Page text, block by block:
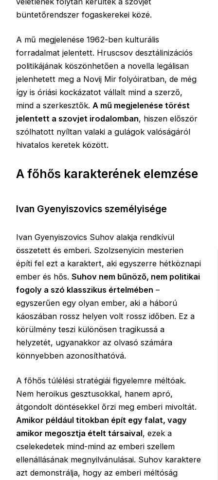
büntetőrendszer fogaskerekei közé.
A mű megjelenése 1962-ben kulturális
forradalmat jelentett. Hruscsov desztálinizációs
politikájának köszönhetően a novella legálisan
jelenhetett meg a Novij Mir folyóiratban, de még
így is óriási kockázatot vállalt mind a szerző,
mind a szerkesztők.A mű megjelenése törést
jelentett a szovjet irodalomban, hiszen először
szólhatott nyíltan valaki a gulágok valóságáról
hivatalos keretek között.
A főhős karakterének elemzése
Ivan Gyenyiszovics személyisége
Ivan Gyenyiszovics Suhov alakja rendkívül
összetett és emberi. Szolzsenyicin mesterien
építi fel ezt a karaktert, aki egyszerre hétköznapi
ember és hős.Suhov nem bűnöző, nem politikai
fogoly a szó klasszikus értelmében –
egyszerűen egy olyan ember, aki a háború
káoszában rossz helyen volt rossz időben. Ez a
körülmény teszi különösen tragikussá a
helyzetét, ugyanakkor az olvasó számára
könnyebben azonosíthatóvá.
A főhős túlélési stratégiái figyelemre méltóak.
Nem heroikus gesztusokkal, hanem apró,
átgondolt döntésekkel őrzi meg emberi mivoltát.
Amikor például titokban épít egy falat, vagy
amikor megosztja ételt társaival, ezek a
cselekedetek mind-mind az emberi szellem
ellenállásának megnyilvánulásai. Suhov karaktere
azt demonstrálja, hogy az emberi méltóság